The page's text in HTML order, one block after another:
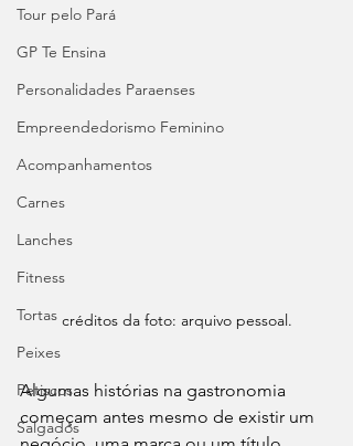
Tour pelo Pará
GP Te Ensina
Personalidades Paraenses
Empreendedorismo Feminino
Acompanhamentos
Carnes
Lanches
Fitness
Tortas
Peixes
Petiscos
Salgados
créditos da foto: arquivo pessoal.
Algumas histórias na gastronomia
começam antes mesmo de existir um